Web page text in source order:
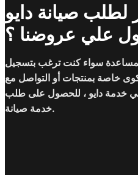
صيانة دايو
علي عروضنا ؟
سواء كنت ترغب بتسجيل
خاصة بمنتجات أو التواصل مع
خدمة دايو ، للحصول على طلب
خدمة صيانة.